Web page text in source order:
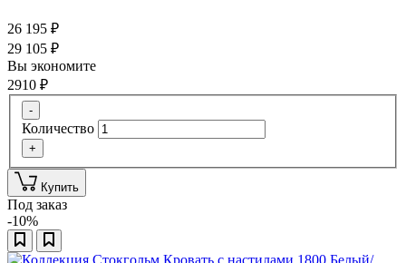
26 195 ₽
29 105 ₽
Вы экономите
2910 ₽
-
Количество
+
Купить
Под заказ
-10%